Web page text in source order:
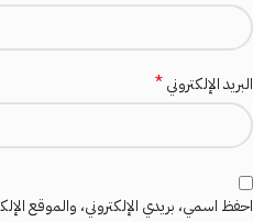
البريد الإلكتروني*
احفظ اسمي، بريدي الإلكتروني، والموقع